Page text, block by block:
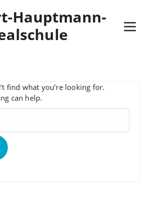
Hauptmann-
find what you’re looking for.
can help.